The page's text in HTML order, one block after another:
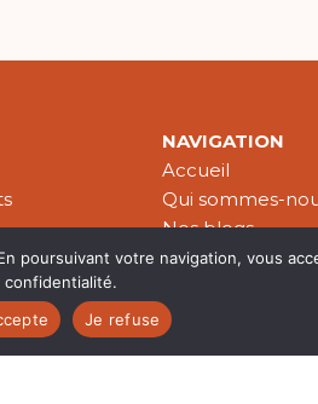
NAVIGATION
Accueil
Qui sommes-
Nos blogs
Nos publications
poursuivant votre navigation, vous
confidentialité.
Je refuse